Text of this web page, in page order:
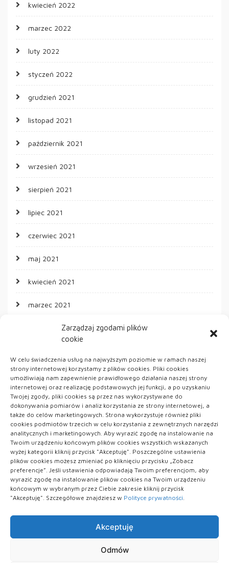
Zarządzaj zgodami plików
cookie
W celu świadczenia usług na najwyższym poziomie w ramach naszej
strony internetowej korzystamy z plików cookies. Pliki cookies
umożliwiają nam zapewnienie prawidłowego działania naszej strony
internetowej oraz realizację podstawowych jej funkcji, a po uzyskaniu
Twojej zgody, pliki cookies są przez nas wykorzystywane do
dokonywania pomiarów i analiz korzystania ze strony internetowej, a
także do celów marketingowych. Strona wykorzystuje również pliki
cookies podmiotów trzecich w celu korzystania z zewnętrznych narzędzi
analitycznych i marketingowych. Aby wyrazić zgodę na instalowanie na
Twoim urządzeniu końcowym plików cookies wszystkich wskazanych
wyżej kategorii kliknij przycisk "Akceptuję". Poszczególne ustawienia
plików cookies możesz zmieniać po kliknięciu przycisku „Zobacz
preferencje”. Jeśli ustawienia odpowiadają Twoim preferencjom, aby
wyrazić zgodę na instalowanie plików cookies na Twoim urządzeniu
końcowym w wybranym przez Ciebie zakresie kliknij przycisk
"Akceptuję". Szczegółowe znajdziesz w Polityce prywatności.
Akceptuję
Odmów
kwiecień 2022
marzec 2022
luty 2022
styczeń 2022
grudzień 2021
listopad 2021
październik 2021
wrzesień 2021
sierpień 2021
lipiec 2021
czerwiec 2021
maj 2021
kwiecień 2021
marzec 2021
ARTYKUŁ SPONSOROWANY
Kobieta
Uroda
Zdrowie
Polityka plików cookies (EU) | Polityka prywatności